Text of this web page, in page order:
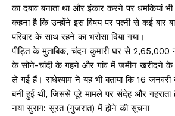
का दबाव बनाता था और इंकार करने पर धमकियां भी
कहना है कि उन्होंने इस विषय पर पत्नी से कई बार
परिवार के साथ रहने का भरोसा दिया गया।
पीड़ित के मुताबिक, चंदन कुमारी घर से ₹2,65,000
के सोने-चांदी के गहने और गांव में जमीन खरीदने के
ले गई हैं। राधेश्याम ने यह भी बताया कि 16
बनी हुई थी, जिससे पूरे मामले पर संदेह और गहराता
नया सुराग: सूरत (गुजरात) में होने की सूचना